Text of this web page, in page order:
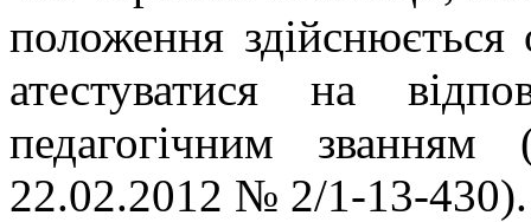
положення
атестуватися на
педагогічним
22.02.2012 № 2/1-13-430).